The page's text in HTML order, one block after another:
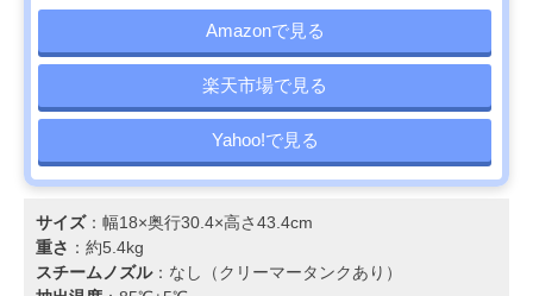
Amazonで見る
楽天市場で見る
Yahoo!で見る
サイズ：幅18×奥行30.4×高さ43.4cm
重さ ：約5.4kg
スチームノズル：なし（クリーマータンクあり）